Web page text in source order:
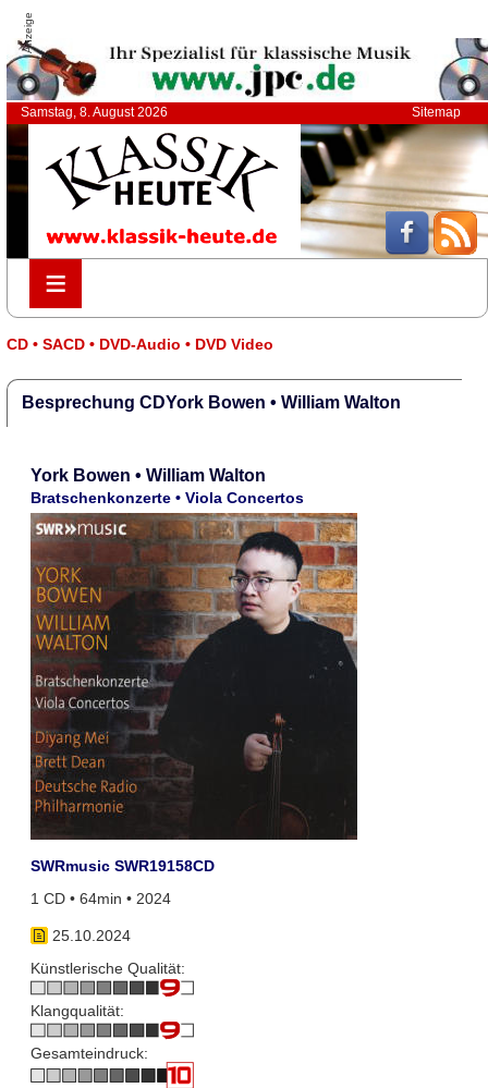
Anzeige
Samstag, 8. August 2026 Sitemap
≡
≡
CD • SACD • DVD-Audio • DVD Video
Besprechung CDYork Bowen • William Walton
York Bowen • William Walton
Bratschenkonzerte • Viola Concertos
SWRmusic SWR19158CD
1 CD • 64min • 2024
25.10.2024
Künstlerische Qualität:
Klangqualität:
Gesamteindruck: